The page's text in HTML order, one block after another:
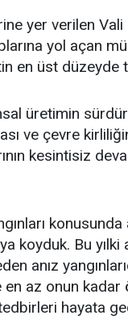
yer verilen
yol açan
en üst düzeyde
üretimin
ve çevre
kesintisiz
koyduk. Bu yılki
anız
az onun kadar
hayata